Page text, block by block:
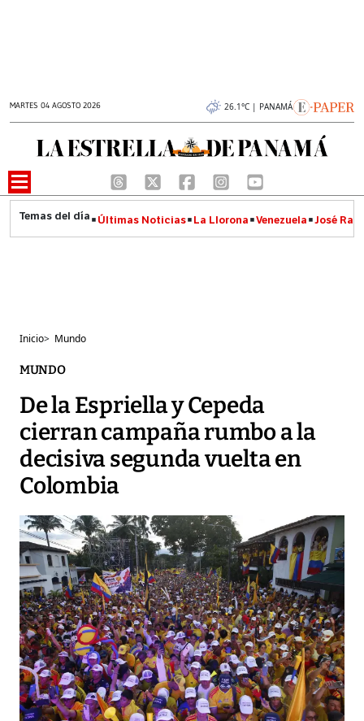
MARTES 04 AGOSTO 2026 26.1°C | PANAMÁ
Últimas Noticias La Llorona Venezuela José
Inicio> Mundo
MUNDO
De la Espriella y Cepeda
cierran campaña rumbo a la
decisiva segunda vuelta en
Colombia